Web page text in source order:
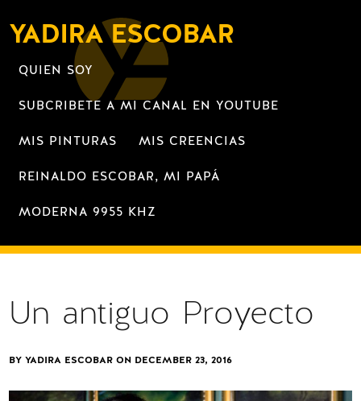
YADIRA ESCOBAR
QUIEN SOY
SUBCRIBETE A MI CANAL EN YOUTUBE
MIS PINTURAS MIS CREENCIAS
REINALDO ESCOBAR, MI PAPÁ
MODERNA 9955 KHZ
Un antiguo Proyecto
BY YADIRA ESCOBAR ON DECEMBER 23, 2016